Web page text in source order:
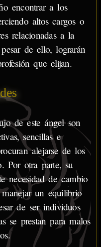
encontrar a los
altos cargos o
relacionadas a la
de ello, lograrán
que elijan.
de este ángel son
sencillas e
alejarse de los
Por otra parte, su
necesidad de cambio
un equilibrio
de ser individuos
se prestan para malos